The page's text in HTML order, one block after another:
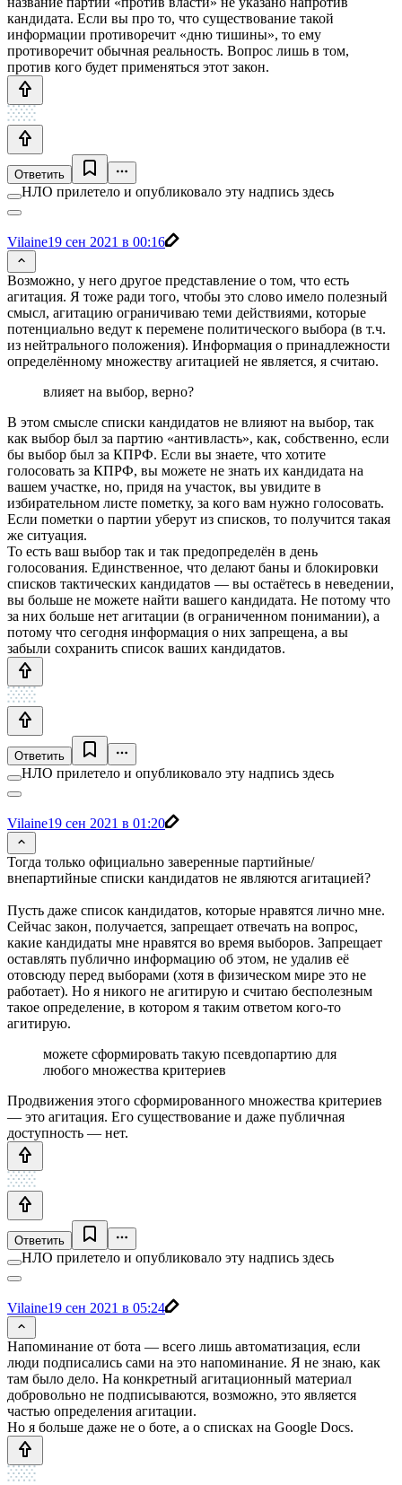
кандидата. Если вы про то, что существование такой
информации противоречит «дню тишины», то ему
противоречит обычная реальность. Вопрос лишь в том,
против кого будет применяться этот закон.
Ответить
НЛО прилетело и опубликовало эту надпись здесь
Vilaine19 сен 2021 в 00:16
Возможно, у него другое представление о том, что есть
агитация. Я тоже ради того, чтобы это слово имело полезный
смысл, агитацию ограничиваю теми действиями, которые
потенциально ведут к перемене политического выбора (в т.ч.
из нейтрального положения). Информация о принадлежности
определённому множеству агитацией не является, я считаю.
влияет на выбор, верно?
В этом смысле списки кандидатов не влияют на выбор, так
как выбор был за партию «антивласть», как, собственно, если
бы выбор был за КПРФ. Если вы знаете, что хотите
голосовать за КПРФ, вы можете не знать их кандидата на
вашем участке, но, придя на участок, вы увидите в
избирательном листе пометку, за кого вам нужно голосовать.
Если пометки о партии уберут из списков, то получится такая
же ситуация.
То есть ваш выбор так и так предопределён в день
голосования. Единственное, что делают баны и блокировки
списков тактических кандидатов — вы остаётесь в неведении,
вы больше не можете найти вашего кандидата. Не потому что
за них больше нет агитации (в ограниченном понимании), а
потому что сегодня информация о них запрещена, а вы
забыли сохранить список ваших кандидатов.
Ответить
НЛО прилетело и опубликовало эту надпись здесь
Vilaine19 сен 2021 в 01:20
Тогда только официально заверенные партийные/
внепартийные списки кандидатов не являются агитацией?
Пусть даже список кандидатов, которые нравятся лично мне.
Сейчас закон, получается, запрещает отвечать на вопрос,
какие кандидаты мне нравятся во время выборов. Запрещает
оставлять публично информацию об этом, не удалив её
отовсюду перед выборами (хотя в физическом мире это не
работает). Но я никого не агитирую и считаю бесполезным
такое определение, в котором я таким ответом кого-то
агитирую.
можете сформировать такую псевдопартию для
любого множества критериев
Продвижения этого сформированного множества критериев
— это агитация. Его существование и даже публичная
доступность — нет.
Ответить
НЛО прилетело и опубликовало эту надпись здесь
Vilaine19 сен 2021 в 05:24
Напоминание от бота — всего лишь автоматизация, если
люди подписались сами на это напоминание. Я не знаю, как
там было дело. На конкретный агитационный материал
добровольно не подписываются, возможно, это является
частью определения агитации.
Но я больше даже не о боте, а о списках на Google Docs.